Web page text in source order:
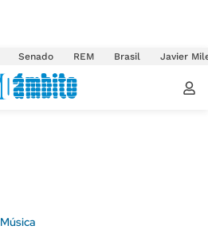
Senado REM Brasil Javier
Música